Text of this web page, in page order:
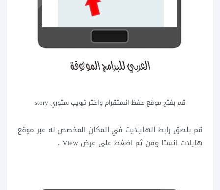
قم بفتح موقع حفظ انستقرام واختر تبويب ستوري story
قم بلصق رابط الهايلايت في المكان المخصص له عبر موقع
هايلات انستا ومن ثم اضغط على عرض View .